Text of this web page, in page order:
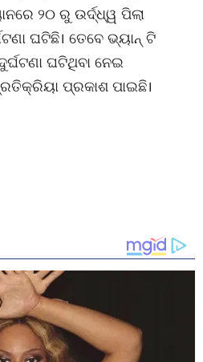
୨୦ ରୁ ଉର୍ଦ୍ଧ୍ୱ ପିଲା
ଘଟିଛି। ତେବେ ଭ୍ୟାନ୍ ଟି
ଘଟିଥିବା ନେଇ
ପ୍ରକାଶ ପାଇଛି।